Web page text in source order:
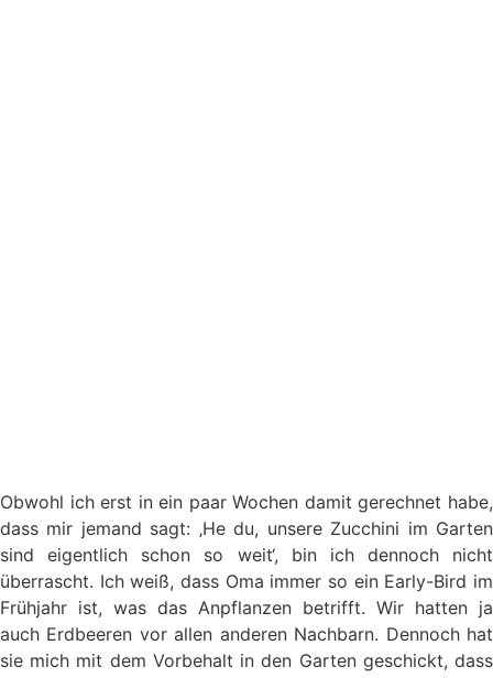
Obwohl ich erst in ein paar Wochen damit gerechnet habe,
dass mir jemand sagt: ‚He du, unsere Zucchini im Garten
sind eigentlich schon so weit‘, bin ich dennoch nicht
überrascht. Ich weiß, dass Oma immer so ein Early-Bird im
Frühjahr ist, was das Anpflanzen betrifft. Wir hatten ja
auch Erdbeeren vor allen anderen Nachbarn. Dennoch hat
sie mich mit dem Vorbehalt in den Garten geschickt, dass